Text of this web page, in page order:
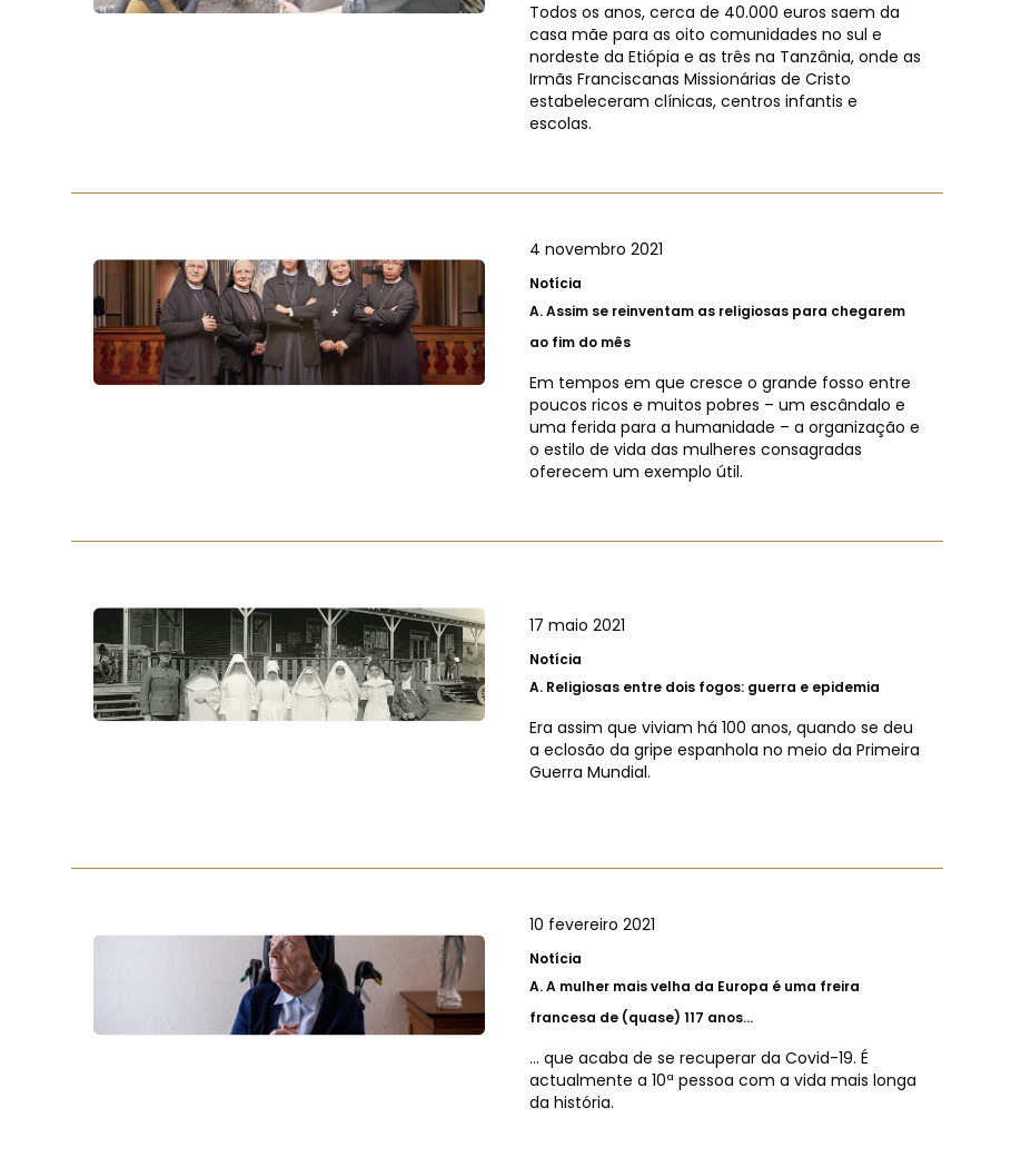
Todos os anos, cerca de 40.000 euros saem da
casa mãe para as oito comunidades no sul e
nordeste da Etiópia e as três na Tanzânia, onde as
Irmãs Franciscanas Missionárias de Cristo
estabeleceram clínicas, centros infantis e
escolas.
4 novembro 2021
Notícia
A.Assim se reinventam as religiosas para chegarem
ao fim do mês
Em tempos em que cresce o grande fosso entre
poucos ricos e muitos pobres – um escândalo e
uma ferida para a humanidade – a organização e
o estilo de vida das mulheres consagradas
oferecem um exemplo útil.
17 maio 2021
Notícia
A. Religiosas entre dois fogos: guerra e epidemia
Era assim que viviam há 100 anos, quando se deu
a eclosão da gripe espanhola no meio da Primeira
Guerra Mundial.
10 fevereiro 2021
Notícia
A.A mulher mais velha da Europa é uma freira
francesa de (quase) 117 anos...
... que acaba de se recuperar da Covid-19. É
actualmente a 10ª pessoa com a vida mais longa
da história.